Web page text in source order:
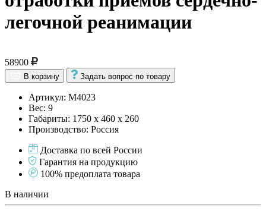
легочной реанимации
58900
В корзину Задать вопрос по товару
Артикул: М4023
Вес: 9
Габариты: 1750 х 460 х 260
Производство: Россия
Доставка по всей России
Гарантия на продукцию
100% предоплата товара
В наличии